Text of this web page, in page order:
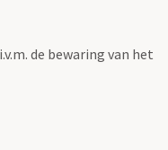
de bewaring van het